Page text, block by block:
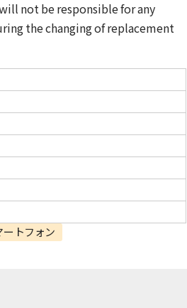
not be responsible for any
the changing of replacement
ートフォン